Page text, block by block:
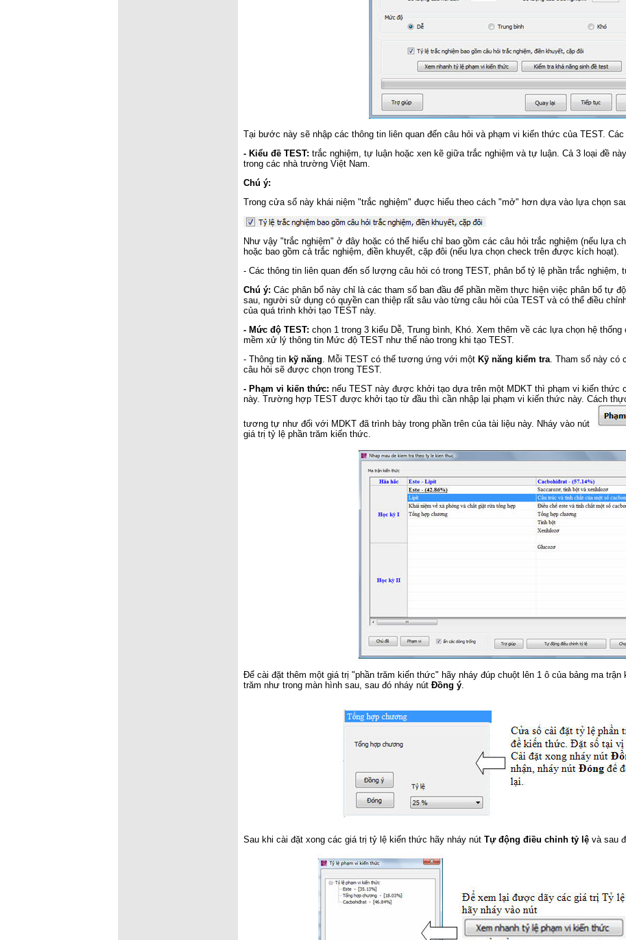
Tại bước này sẽ nhập các thông tin liên quan đến câu hỏi và phạm vi kiến thức của TEST.
- Kiểu đề TEST: trắc nghiệm, tự luận hoặc xen kẽ giữa trắc nghiệm và tự luận. Cả 3 loại đề
trong các nhà trường Việt Nam.
Chú ý:
Trong cửa sổ này khái niệm "trắc nghiệm" đuợc hiểu theo cách "mở" hơn dựa vào lựa chọn
Như vậy "trắc nghiệm" ở đây hoặc có thể hiểu chỉ bao gồm các câu hỏi trắc nghiệm (nếu lựa
hoặc bao gồm cả trắc nghiệm, điền khuyết, cặp đôi (nếu lựa chọn check trên được kích hoạt).
- Các thông tin liên quan đến số lượng câu hỏi có trong TEST, phân bổ tỷ lệ phần trắc nghiệm,
Chú ý: Các phân bổ này chỉ là các tham số ban đầu để phần mềm thực hiện việc phân bổ tự
sau, người sử dụng có quyền can thiệp rất sâu vào từng câu hỏi của TEST và có thể điều
của quá trình khởi tạo TEST này.
- Mức độ TEST: chọn 1 trong 3 kiểu Dễ, Trung bình, Khó. Xem thêm về các lựa chọn hệ
mềm xử lý thông tin Mức độ TEST như thế nào trong khi tạo TEST.
- Thông tin kỹ năng. Mỗi TEST có thể tương ứng với một Kỹ năng kiểm tra. Tham số này có
câu hỏi sẽ được chọn trong TEST.
- Phạm vi kiến thức: nếu TEST này được khởi tạo dựa trên một MDKT thì phạm vi kiến thức
này. Trường hợp TEST được khởi tạo từ đầu thì cần nhập lại phạm vi kiến thức này. Cách
tương tự như đối với MDKT đã trình bày trong phần trên của tài liệu này. Nháy vào nút
giá trị tỷ lệ phần trăm kiến thức.
Để cài đặt thêm một giá trị "phần trăm kiến thức" hãy nháy đúp chuột lên 1 ô của bảng ma
trăm như trong màn hình sau, sau đó nháy nút Đồng ý.
Sau khi cài đặt xong các giá trị tỷ lệ kiến thức hãy nháy nút Tự động điều chỉnh tỷ lệ và sau